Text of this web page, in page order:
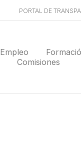
PORTAL DE
Empleo
Comisiones